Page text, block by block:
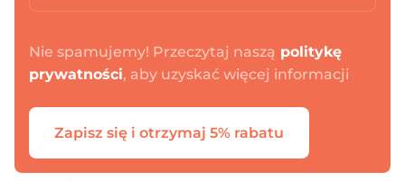
Nie spamujemy! Przeczytaj naszą politykę
prywatności, aby uzyskać więcej informacji
Zapisz się i otrzymaj 5% rabatu
Kontynuuj zakupy